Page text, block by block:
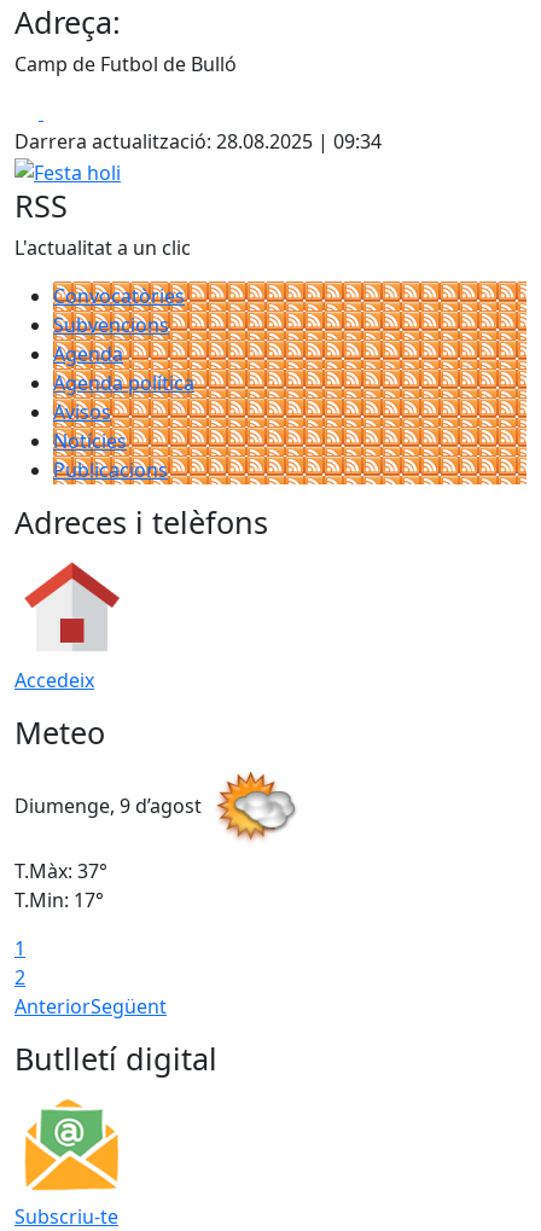
Adreça:
Camp de Futbol de Bulló
Darrera actualització: 28.08.2025 | 09:34
Festa holi
RSS
L'actualitat a un clic
Convocatòries
Subvencions
Agenda
Agenda política
Avisos
Notícies
Publicacions
Adreces i telèfons
Accedeix
Meteo
Diumenge, 9 d’agost
T.Màx: 37°
T.Min: 17°
1
2
AnteriorSegüent
Butlletí digital
Subscriu-te